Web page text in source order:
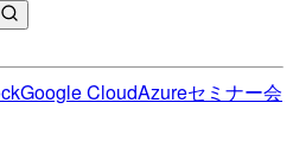
Google CloudAzureセミナー会